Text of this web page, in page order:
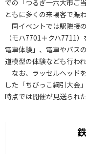
での「つるぎ一六大市ご
ともに多くの来場客で賑
同イベントでは駅隣接
（モハ7701＋クハ7711
電車体験」、電車やバス
道模型の体験なども行われ
なお、ラッセルヘッド
した「ちびっこ綱引大会
時点では開催が見送られた